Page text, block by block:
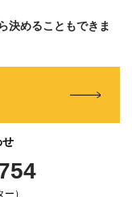
決めることもできま
せ
）